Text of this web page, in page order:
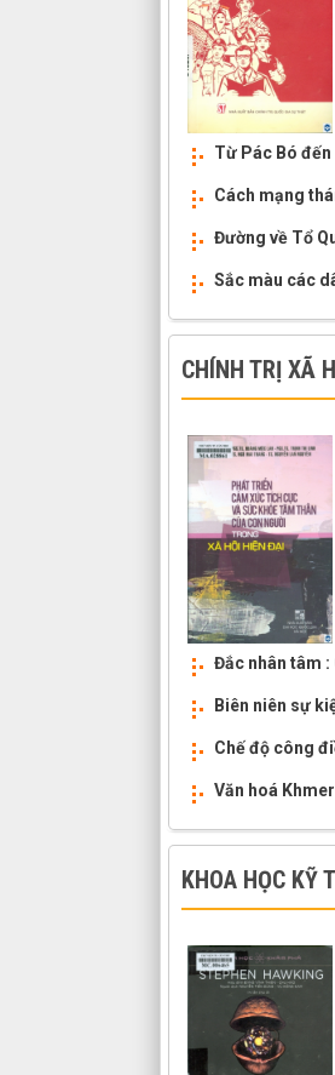
Từ Pác Bó đến
Cách mạng
Đường về Tổ
Sắc màu các
CHÍNH TRỊ XÃ
Đắc nhân tâm :
Biên niên sự
Chế độ công
Văn hoá
KHOA HỌC KỸ